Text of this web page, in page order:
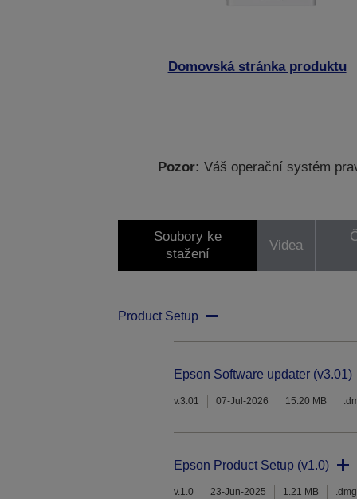
Domovská stránka produktu
Pozor: Váš operační systém
Soubory ke
stažení
Videa
Product Setup
Epson Software updater (v3.01)
v.3.01 07-Jul-2026 15.20 MB
Epson Product Setup (v1.0)
v.1.0 23-Jun-2025 1.21 MB .dmg